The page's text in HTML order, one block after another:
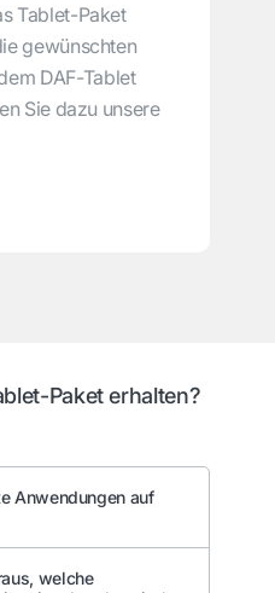
Tablet-Paket
gewünschten
DAF-Tablet
Sie dazu unsere
Paket erhalten?
Anwendungen auf
welche